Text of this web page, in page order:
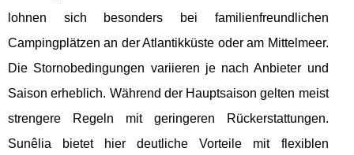
lohnen sich besonders bei familienfreundlichen
Campingplätzen an der Atlantikküste oder am Mittelmeer.
Die Stornobedingungen variieren je nach Anbieter und
Saison erheblich. Während der Hauptsaison gelten meist
strengere Regeln mit geringeren Rückerstattungen.
Sunêlia bietet hier deutliche Vorteile mit flexiblen